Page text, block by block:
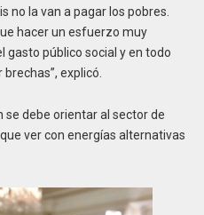
no la van a pagar los pobres.
hacer un esfuerzo muy
gasto público social y en todo
explicó.
debe orientar al sector de
ver con energías alternativas